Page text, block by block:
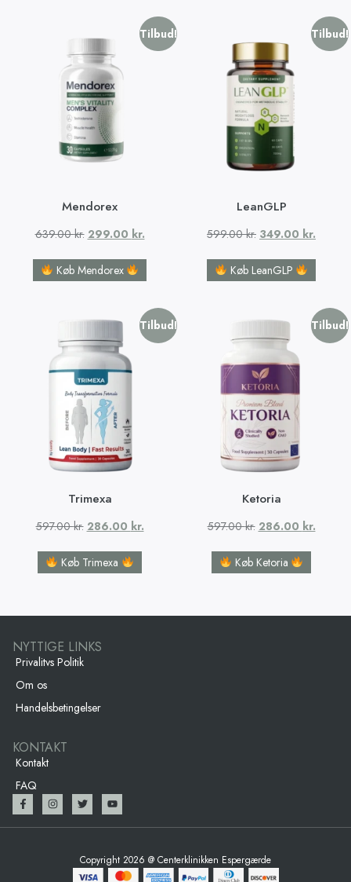
Tilbud!
Mendorex
639.00kr. 299.00 kr.
Køb Mendorex
Tilbud!
LeanGLP
599.00kr. 349.00 kr.
Køb LeanGLP
Tilbud!
Trimexa
597.00kr. 286.00 kr.
Køb Trimexa
Tilbud!
Ketoria
597.00kr. 286.00 kr.
Køb Ketoria
NYTTIGE LINKS
Privalitvs Politik
Om os
Handelsbetingelser
KONTAKT
Kontakt
FAQ
Copyright 2026 @ Centerklinikken Espergærde